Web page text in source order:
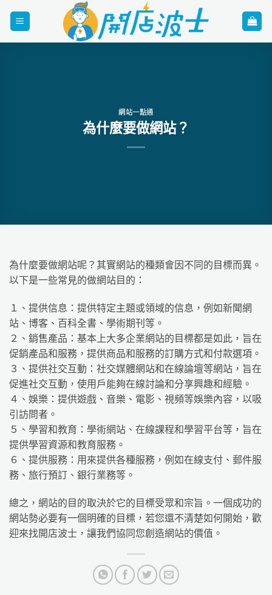
網站一點通
為什麼要做網站？
為什麼要做網站呢？其實網站的種類會因不同的目標而異。
以下是一些常見的做網站目的：
１、提供信息：提供特定主題或領域的信息，例如新聞網
站、博客、百科全書、學術期刊等。
２、銷售產品：基本上大多企業網站的目標都是如此，旨在
促銷產品和服務，提供商品和服務的訂購方式和付款選項。
３、提供社交互動：社交媒體網站和在線論壇等網站，旨在
促進社交互動，使用戶能夠在線討論和分享興趣和經驗。
４、娛樂：提供遊戲、音樂、電影、視頻等娛樂內容，以吸
引訪問者。
５、學習和教育：學術網站、在線課程和學習平台等，旨在
提供學習資源和教育服務。
６、提供服務：用來提供各種服務，例如在線支付、郵件服
務、旅行預訂、銀行業務等。
總之，網站的目的取決於它的目標受眾和宗旨。一個成功的
網站勢必要有一個明確的目標，若您還不清楚如何開始，歡
迎來找開店波士，讓我們協同您創造網站的價值。